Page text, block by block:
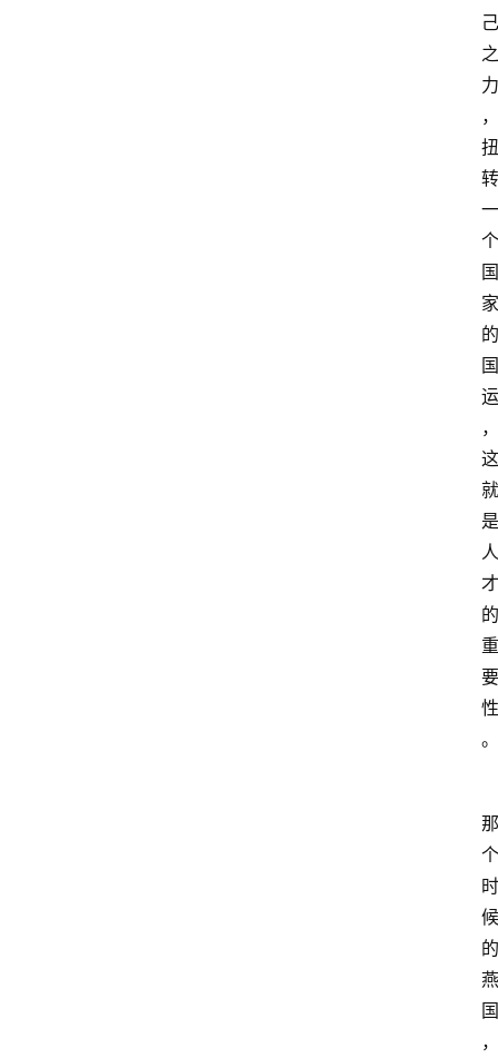
己
之
力
，
扭
转
一
个
国
家
的
国
运
，
这
就
是
人
才
的
重
要
性
。
那
个
时
候
的
燕
国
，